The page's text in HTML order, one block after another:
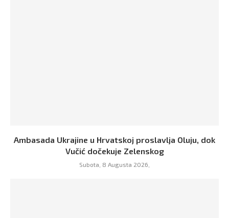
Ambasada Ukrajine u Hrvatskoj proslavlja Oluju, dok
Vučić dočekuje Zelenskog
Subota, 8 Augusta 2026,